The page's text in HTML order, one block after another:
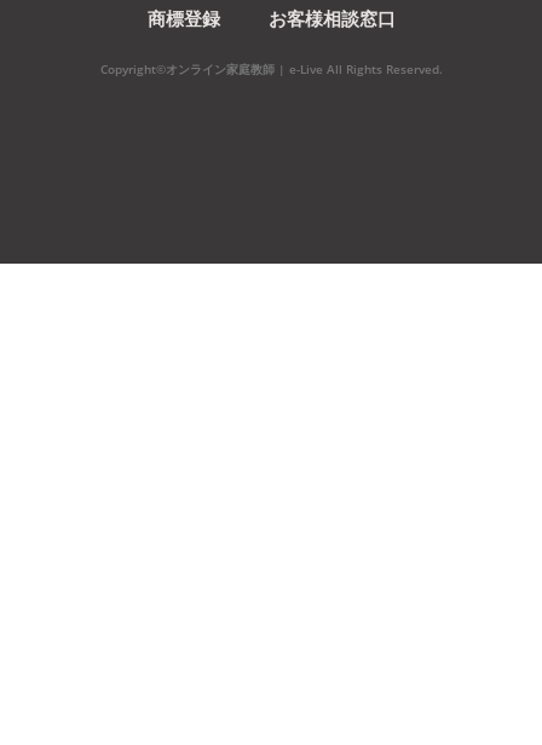
商標登録
お客様相談窓口
Copyright©オンライン家庭教師 | e-Live All Rights Reserved.